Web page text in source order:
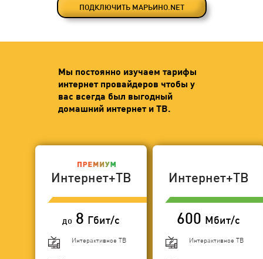
ПОДКЛЮЧИТЬ МАРЬИНО.NET
Мы постоянно изучаем тарифы
интернет провайдеров чтобы у
вас всегда был выгодный
домашний интернет и ТВ.
Интернет+ТВ
до 8 Гбит/с
Интерактивное ТВ
Интернет+ТВ
600 Мбит/с
Интерактивное ТВ